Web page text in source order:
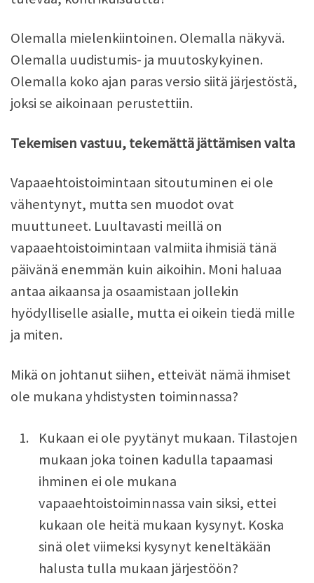
Olemalla mielenkiintoinen. Olemalla näkyvä.
Olemalla uudistumis- ja muutoskykyinen.
Olemalla koko ajan paras versio siitä järjestöstä,
joksi se aikoinaan perustettiin.
Tekemisen vastuu, tekemättä jättämisen valta
Vapaaehtoistoimintaan sitoutuminen ei ole
vähentynyt, mutta sen muodot ovat
muuttuneet. Luultavasti meillä on
vapaaehtoistoimintaan valmiita ihmisiä tänä
päivänä enemmän kuin aikoihin. Moni haluaa
antaa aikaansa ja osaamistaan jollekin
hyödylliselle asialle, mutta ei oikein tiedä mille
ja miten.
Mikä on johtanut siihen, etteivät nämä ihmiset
ole mukana yhdistysten toiminnassa?
Kukaan ei ole pyytänyt mukaan. Tilastojen
mukaan joka toinen kadulla tapaamasi
ihminen ei ole mukana
vapaaehtoistoiminnassa vain siksi, ettei
kukaan ole heitä mukaan kysynyt. Koska
sinä olet viimeksi kysynyt keneltäkään
halusta tulla mukaan järjestöön?